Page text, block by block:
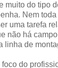
muito do tipo
Nem
uma tarefa
não há
linha de
do